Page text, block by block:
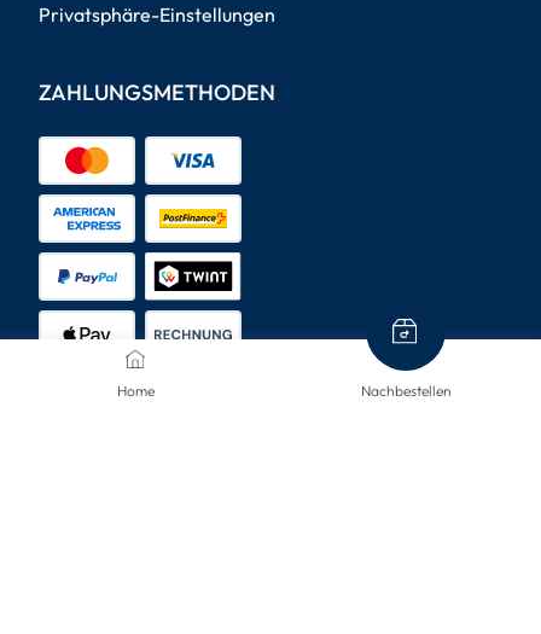
Home Nachbestellen
Privatsphäre-Einstellungen
ZAHLUNGSMETHODEN